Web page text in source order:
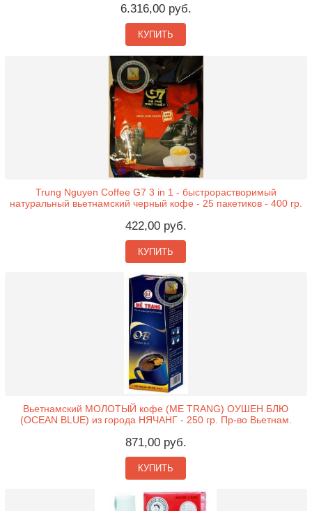
6.316,00 руб.
КУПИТЬ
Trung Nguyen Coffee G7 3 in 1 - быстрорастворимый
натуральный вьетнамский черный кофе - 25 пакетиков - 400 гр.
422,00 руб.
КУПИТЬ
Вьетнамский МОЛОТЫЙ кофе (ME TRANG) ОУШЕН БЛЮ
(OCEAN BLUE) из города НЯЧАНГ - 250 гр. Пр-во Вьетнам.
871,00 руб.
КУПИТЬ